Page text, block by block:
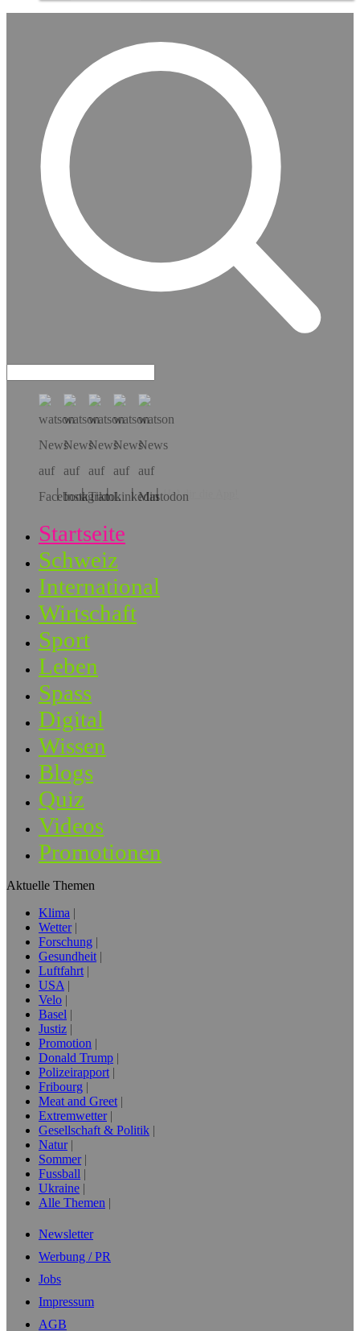
Hol dir die App!
Startseite
Schweiz
International
Wirtschaft
Sport
Leben
Spass
Digital
Wissen
Blogs
Quiz
Videos
Promotionen
Aktuelle Themen
Klima
Wetter
Forschung
Gesundheit
Luftfahrt
USA
Velo
Basel
Justiz
Promotion
Donald Trump
Polizeirapport
Fribourg
Meat and Greet
Extremwetter
Gesellschaft & Politik
Natur
Sommer
Fussball
Ukraine
Alle Themen
Newsletter
Werbung / PR
Jobs
Impressum
AGB